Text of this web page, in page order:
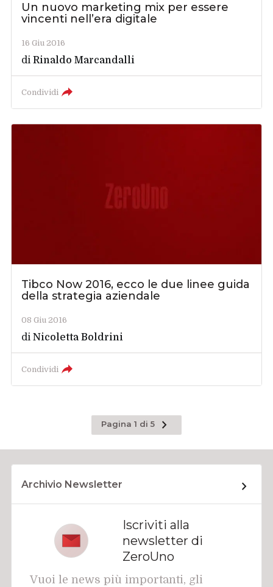
Un nuovo marketing mix per essere
vincenti nell’era digitale
16 Giu 2016
diRinaldo Marcandalli
Condividi
Tibco Now 2016, ecco le due linee guida
della strategia aziendale
08 Giu 2016
diNicoletta Boldrini
Condividi
Pagina 1 di 5
Pagina
successiva
Archivio Newsletter
Iscriviti alla
newsletter di
ZeroUno
Vuoi le news più importanti, gli